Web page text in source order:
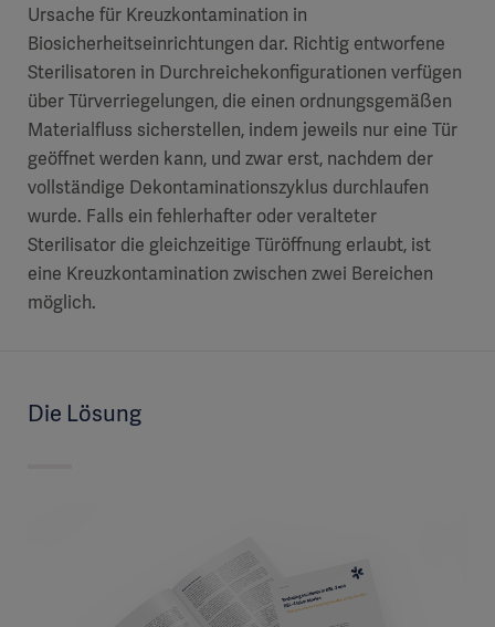
Ursache für Kreuzkontamination in
Biosicherheitseinrichtungen dar. Richtig entworfene
Sterilisatoren in Durchreichekonfigurationen verfügen
über Türverriegelungen, die einen ordnungsgemäßen
Materialfluss sicherstellen, indem jeweils nur eine Tür
geöffnet werden kann, und zwar erst, nachdem der
vollständige Dekontaminationszyklus durchlaufen
wurde. Falls ein fehlerhafter oder veralteter
Sterilisator die gleichzeitige Türöffnung erlaubt, ist
eine Kreuzkontamination zwischen zwei Bereichen
möglich.
Die Lösung